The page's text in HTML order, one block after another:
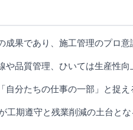
果であり、施工管理のプロ意
や品質管理、ひいては生産性
自分たちの仕事の一部」と捉え
工期遵守と残業削減の土台と